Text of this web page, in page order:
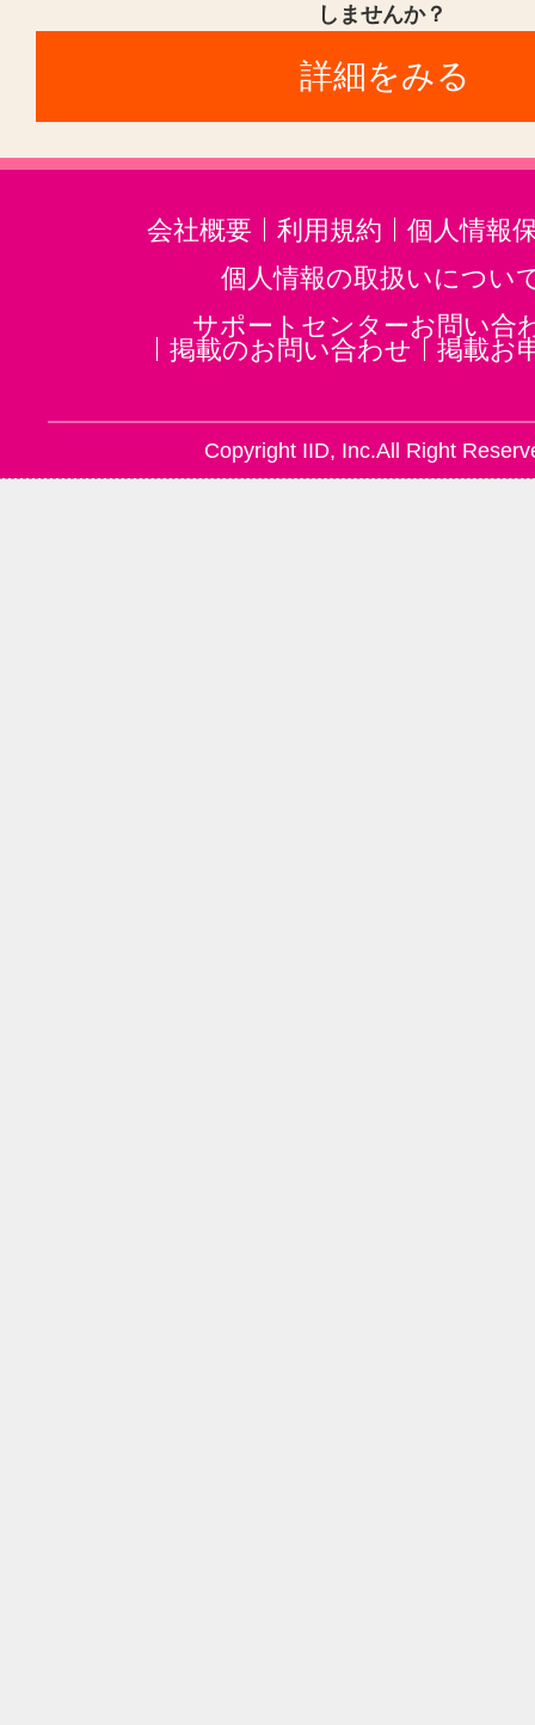
しませんか？
詳細をみる
会社概要 利用規約
個人情報
個人情報の取扱いについ
サポートセンターお問い合
掲載のお問い合わせ
掲載お
Copyright IID, Inc.All Right